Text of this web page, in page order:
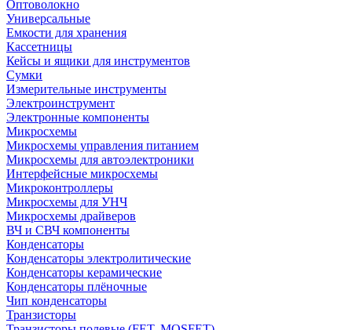
Оптоволокно
Универсальные
Емкости для хранения
Кассетницы
Кейсы и ящики для инструментов
Сумки
Измерительные инструменты
Электроинструмент
Электронные компоненты
Микросхемы
Микросхемы управления питанием
Микросхемы для автоэлектроники
Интерфейсные микросхемы
Микроконтроллеры
Микросхемы для УНЧ
Микросхемы драйверов
ВЧ и СВЧ компоненты
Конденсаторы
Конденсаторы электролитические
Конденсаторы керамические
Конденсаторы плёночные
Чип конденсаторы
Транзисторы